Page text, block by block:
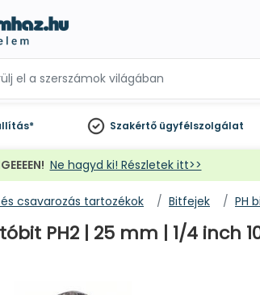
Szakértő ügyfélszolgálat
Ne hagyd ki! Részletek itt>>
csavarozás tartozékok Bitfejek PH
PH2 | 25 mm | 1/4 inch